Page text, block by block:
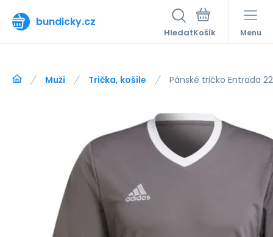
bundicky.cz
Hledat Menu
Muži Trička, košile Pánské tričko Entrada